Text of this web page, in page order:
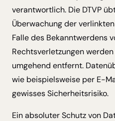
verantwortlich. Die DTVP
Überwachung der
Falle des Bekanntwerdens
Rechtsverletzungen
umgehend entfernt.
wie beispielsweise per E-
gewisses Sicherheitsrisiko.
Ein absoluter Schutz von